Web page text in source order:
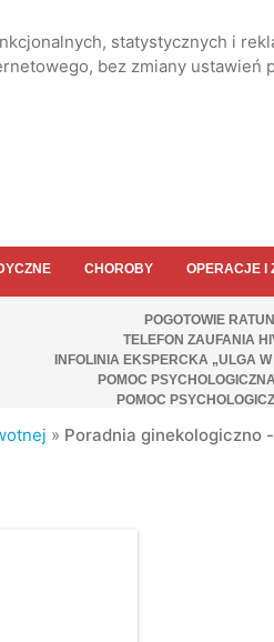
statystycznych i
bez zmiany ustawień
CHOROBY OPERACJE I
POGOTOWIE
TELEFON ZAUFANIA
INFOLINIA EKSPERCKA „ULGA
POMOC
POMOC
» Poradnia ginekologiczno